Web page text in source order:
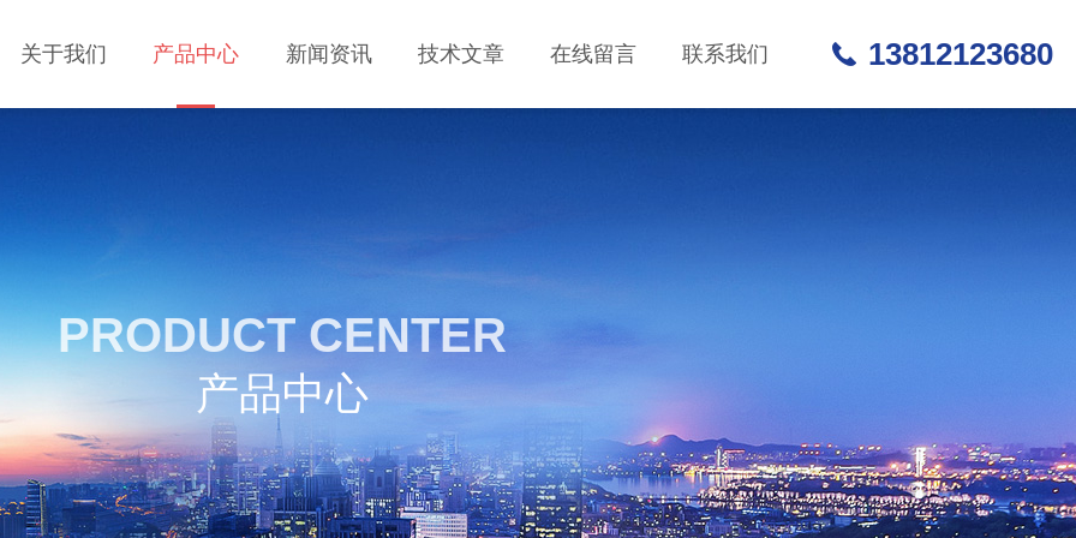
关于我们 产品中心 新闻资讯 技术文章 在线留言 联系我们 13812123680
PRODUCT CENTER
产品中心